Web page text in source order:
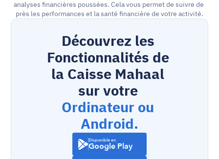
analyses financières poussées. Cela vous permet de suivre de
près les performances et la santé financière de votre activité.
Découvrez les
Fonctionnalités de
la Caisse Mahaal
sur votre
Ordinateur ou
Android.
Disponible en
Google Play